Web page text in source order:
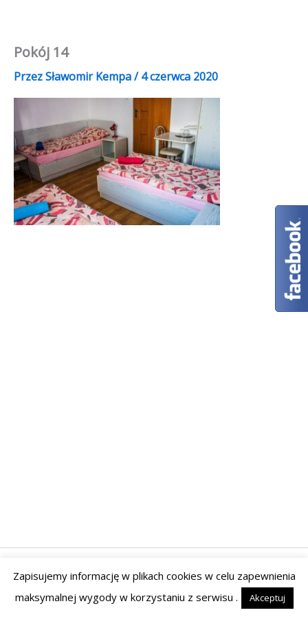
treściPokój 14
PrzezSławomir Kempa/4 czerwca 2020
Prawa autorskie © 2026 | Powered by Tyrant Studio
Zapisujemy informację w plikach cookies w celu zapewnienia
maksymalnej wygody w korzystaniu z serwisu .
Akceptuj